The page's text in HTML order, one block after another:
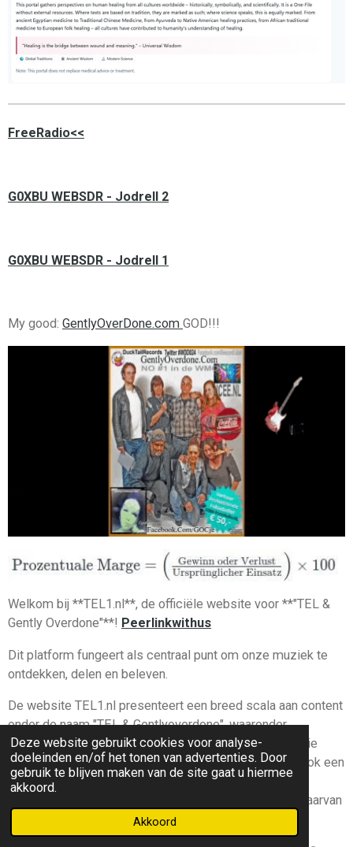
Deze website gebruikt cookies voor analyse-
doeleinden en/of het tonen van advertenties. Door
gebruik te blijven maken van de site gaat u hiermee
akkoord.
Akkoord
FreeRadio<<
G0XBU WEBSDR - Jodrell 2
G0XBU WEBSDR - Jodrell 1
My good: GentlyOverDone.com GOD!!!
Welkom bij **TEL1.nl**, de officiële website voor **"TEL &
Gently Overdone"**! Peerlinkwithus
Dit platform fungeert als centraal punt om onze muziek te
ontdekken, delen en beleven.
De website TEL1.nl presenteert een breed scala aan content
onder de naam "TEL & Gentlyoverdone", waaronder
muzieknummers, sounddesign en artistieke uitingen die
futuristische en emotionele stijlen combineren. Er is ook een
YouTube-kanaal met de naam "Raymond Demitrio
'ViewunityCorporation' Tel", met een handvol video's, waarvan
sommige meer dan tien jaar oud zijn.